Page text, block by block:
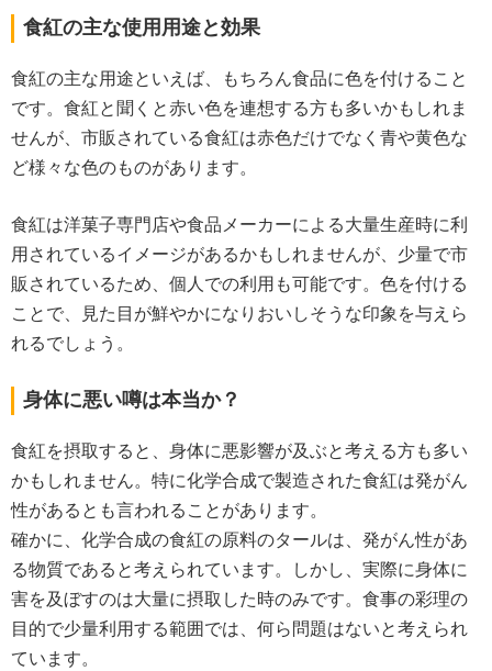
食紅の主な使用用途と効果
食紅の主な用途といえば、もちろん食品に色を付けること
です。食紅と聞くと赤い色を連想する方も多いかもしれま
せんが、市販されている食紅は赤色だけでなく青や黄色な
ど様々な色のものがあります。
食紅は洋菓子専門店や食品メーカーによる大量生産時に利
用されているイメージがあるかもしれませんが、少量で市
販されているため、個人での利用も可能です。色を付ける
ことで、見た目が鮮やかになりおいしそうな印象を与えら
れるでしょう。
身体に悪い噂は本当か？
食紅を摂取すると、身体に悪影響が及ぶと考える方も多い
かもしれません。特に化学合成で製造された食紅は発がん
性があるとも言われることがあります。
確かに、化学合成の食紅の原料のタールは、発がん性があ
る物質であると考えられています。しかし、実際に身体に
害を及ぼすのは大量に摂取した時のみです。食事の彩理の
目的で少量利用する範囲では、何ら問題はないと考えられ
ています。